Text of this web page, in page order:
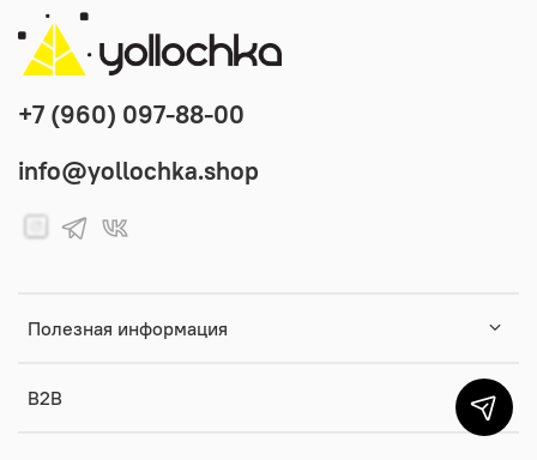
Полезная информация
B2B
+7 (960) 097-88-00
info@yollochka.shop